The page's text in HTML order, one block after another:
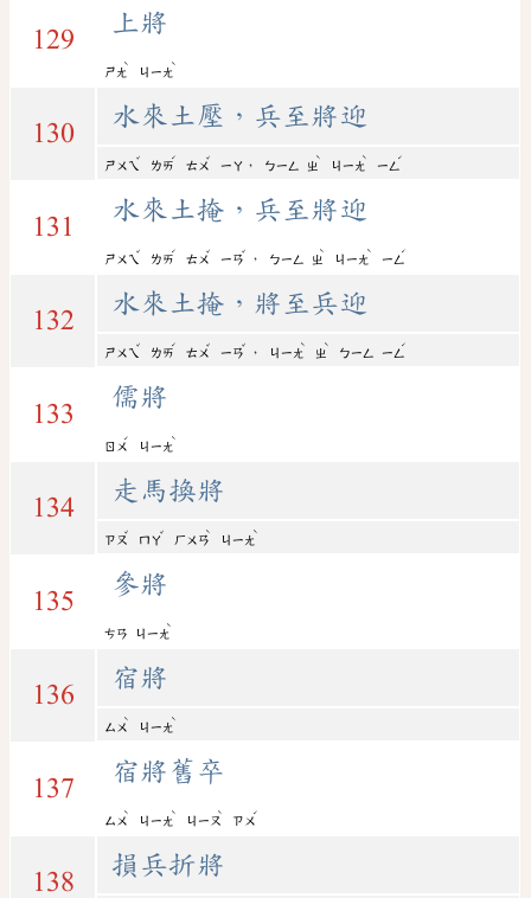
129
上將
ㄕㄤ
ˋ
ㄐㄧㄤ
ˋ
130
水來土壓，兵至將迎
ㄕㄨㄟ
ˇ
ㄌㄞ
ˊ
ㄊㄨ
ˇ
ㄧㄚ ， ㄅㄧㄥ ㄓ
ˋ
ㄐㄧㄤ
ˋ
ㄧㄥ
ˊ
131
水來土掩，兵至將迎
ㄕㄨㄟ
ˇ
ㄌㄞ
ˊ
ㄊㄨ
ˇ
ㄧㄢ
ˇ
， ㄅㄧㄥ ㄓ
ˋ
ㄐㄧㄤ
ˋ
ㄧㄥ
ˊ
132
水來土掩，將至兵迎
ㄕㄨㄟ
ˇ
ㄌㄞ
ˊ
ㄊㄨ
ˇ
ㄧㄢ
ˇ
， ㄐㄧㄤ
ˋ
ㄓ
ˋ
ㄅㄧㄥ ㄧㄥ
ˊ
133
儒將
ㄖㄨ
ˊ
ㄐㄧㄤ
ˋ
134
走馬換將
ㄗㄡ
ˇ
ㄇㄚ
ˇ
ㄏㄨㄢ
ˋ
ㄐㄧㄤ
ˋ
135
參將
ㄘㄢ ㄐㄧㄤ
ˋ
136
宿將
ㄙㄨ
ˋ
ㄐㄧㄤ
ˋ
137
宿將舊卒
ㄙㄨ
ˋ
ㄐㄧㄤ
ˋ
ㄐㄧㄡ
ˋ
ㄗㄨ
ˊ
138
損兵折將